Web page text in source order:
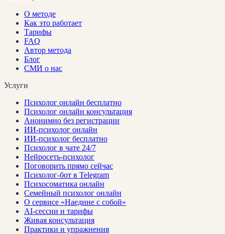
О методе
Как это работает
Тарифы
FAQ
Автор метода
Блог
СМИ о нас
Услуги
Психолог онлайн бесплатно
Психолог онлайн консультация
Анонимно без регистрации
ИИ-психолог онлайн
ИИ-психолог бесплатно
Психолог в чате 24/7
Нейросеть-психолог
Поговорить прямо сейчас
Психолог-бот в Telegram
Психосоматика онлайн
Семейный психолог онлайн
О сервисе «Наедине с собой»
AI-сессии и тарифы
Живая консультация
Практики и упражнения